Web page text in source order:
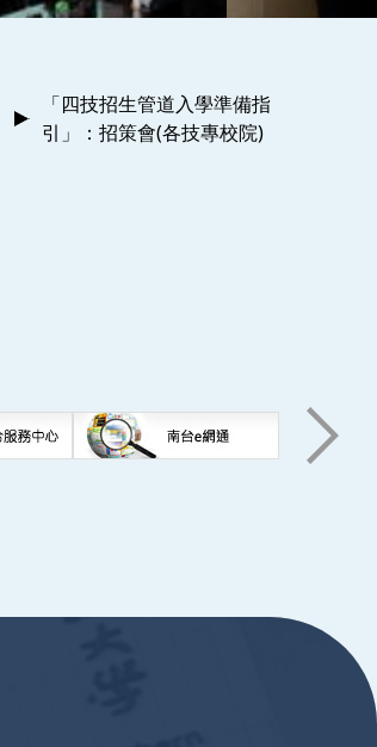
「四技招生管道入學準備指
引」：招策會(各技專校院)